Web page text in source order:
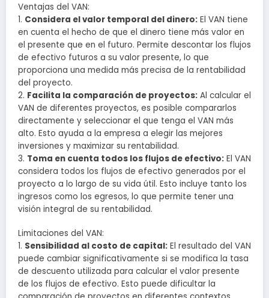
Ventajas del VAN:
1. Considera el valor temporal del dinero: El VAN tiene
en cuenta el hecho de que el dinero tiene más valor en
el presente que en el futuro. Permite descontar los flujos
de efectivo futuros a su valor presente, lo que
proporciona una medida más precisa de la rentabilidad
del proyecto.
2. Facilita la comparación de proyectos: Al calcular el
VAN de diferentes proyectos, es posible compararlos
directamente y seleccionar el que tenga el VAN más
alto. Esto ayuda a la empresa a elegir las mejores
inversiones y maximizar su rentabilidad.
3. Toma en cuenta todos los flujos de efectivo: El VAN
considera todos los flujos de efectivo generados por el
proyecto a lo largo de su vida útil. Esto incluye tanto los
ingresos como los egresos, lo que permite tener una
visión integral de su rentabilidad.
Limitaciones del VAN:
1. Sensibilidad al costo de capital: El resultado del VAN
puede cambiar significativamente si se modifica la tasa
de descuento utilizada para calcular el valor presente
de los flujos de efectivo. Esto puede dificultar la